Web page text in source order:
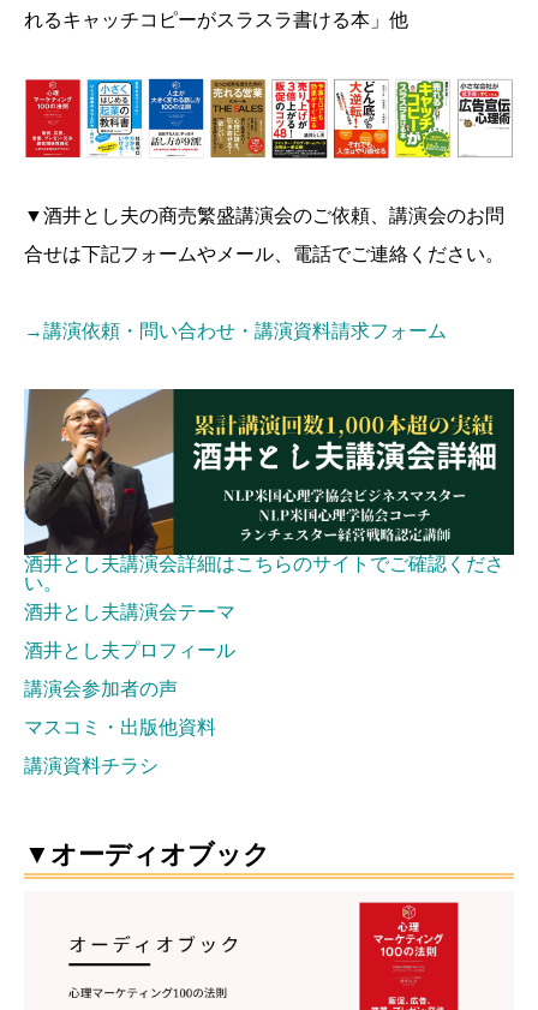
れるキャッチコピーがスラスラ書ける本」他
▼酒井とし夫の商売繁盛講演会のご依頼、講演会のお問
合せは下記フォームやメール、電話でご連絡ください。
→講演依頼・問い合わせ・講演資料請求フォーム
酒井とし夫講演会詳細はこちらのサイトでご確認くださ
い。
酒井とし夫講演会テーマ
酒井とし夫プロフィール
講演会参加者の声
マスコミ・出版他資料
講演資料チラシ
▼オーディオブック